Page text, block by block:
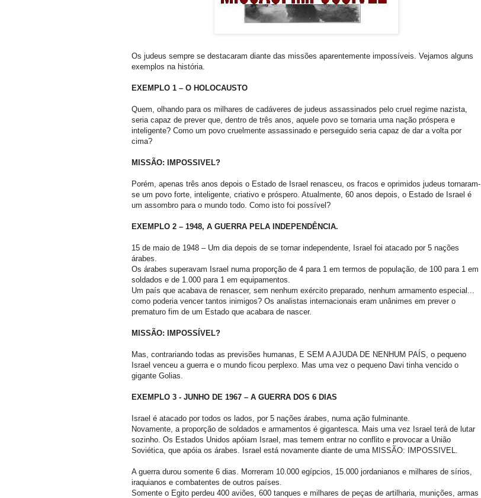
Os judeus sempre se destacaram diante das missões aparentemente impossíveis. Vejamos alguns
exemplos na história.
EXEMPLO 1 – O HOLOCAUSTO
Quem, olhando para os milhares de cadáveres de judeus assassinados pelo cruel regime nazista,
seria capaz de prever que, dentro de três anos, aquele povo se tornaria uma nação próspera e
inteligente? Como um povo cruelmente assassinado e perseguido seria capaz de dar a volta por
cima?
MISSÃO: IMPOSSIVEL?
Porém, apenas três anos depois o Estado de Israel renasceu, os fracos e oprimidos judeus tornaram-
se um povo forte, inteligente, criativo e próspero. Atualmente, 60 anos depois, o Estado de Israel é
um assombro para o mundo todo. Como isto foi possível?
EXEMPLO 2 – 1948, A GUERRA PELA INDEPENDÊNCIA.
15 de maio de 1948 – Um dia depois de se tornar independente, Israel foi atacado por 5 nações
árabes.
Os árabes superavam Israel numa proporção de 4 para 1 em termos de população, de 100 para 1 em
soldados e de 1.000 para 1 em equipamentos.
Um país que acabava de renascer, sem nenhum exército preparado, nenhum armamento especial...
como poderia vencer tantos inimigos? Os analistas internacionais eram unânimes em prever o
prematuro fim de um Estado que acabara de nascer.
MISSÃO: IMPOSSÍVEL?
Mas, contrariando todas as previsões humanas, E SEM A AJUDA DE NENHUM PAÍS, o pequeno
Israel venceu a guerra e o mundo ficou perplexo. Mas uma vez o pequeno Davi tinha vencido o
gigante Golias.
EXEMPLO 3 - JUNHO DE 1967 – A GUERRA DOS 6 DIAS
Israel é atacado por todos os lados, por 5 nações árabes, numa ação fulminante.
Novamente, a proporção de soldados e armamentos é gigantesca. Mais uma vez Israel terá de lutar
sozinho. Os Estados Unidos apóiam Israel, mas temem entrar no conflito e provocar a União
Soviética, que apóia os árabes. Israel está novamente diante de uma MISSÃO: IMPOSSIVEL.
A guerra durou somente 6 dias. Morreram 10.000 egípcios, 15.000 jordanianos e milhares de sírios,
iraquianos e combatentes de outros países.
Somente o Egito perdeu 400 aviões, 600 tanques e milhares de peças de artilharia, munições, armas